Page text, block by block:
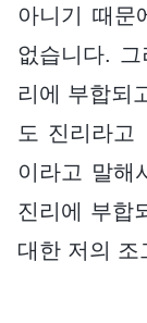
아니기 때문
없습니다.
리에 부합되
도 진리라고
이라고 말해
진리에 부합
대한 저의 조